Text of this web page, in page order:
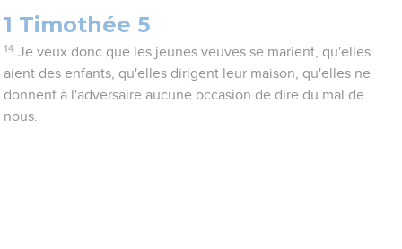
1 Timothée 5
14 Je veux donc que les jeunes veuves se marient, qu'elles
aient des enfants, qu'elles dirigent leur maison, qu'elles ne
donnent à l'adversaire aucune occasion de dire du mal de
nous.